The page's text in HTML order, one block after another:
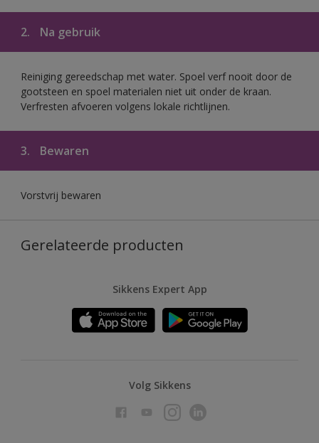
2. Na gebruik
Reiniging gereedschap met water. Spoel verf nooit door de
gootsteen en spoel materialen niet uit onder de kraan.
Verfresten afvoeren volgens lokale richtlijnen.
3. Bewaren
Vorstvrij bewaren
Gerelateerde producten
Sikkens Expert App
Volg Sikkens